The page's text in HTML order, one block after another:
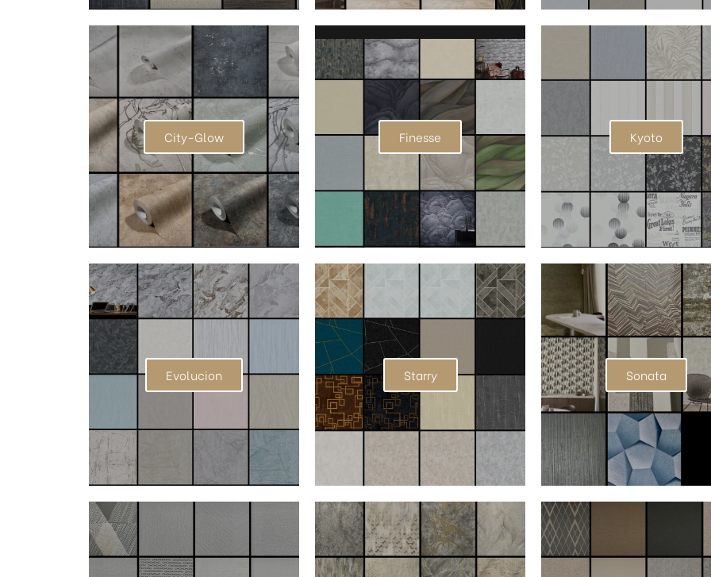
City-Glow Finesse Kyoto
Evolucion Starry Sonata